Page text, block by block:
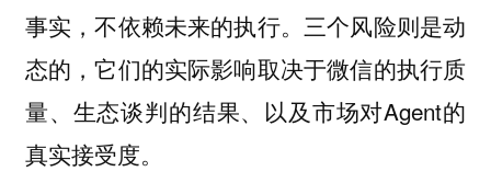
事实，不依赖未来的执行。三个风险则是动
态的，它们的实际影响取决于微信的执行质
量、生态谈判的结果、以及市场对Agent的
真实接受度。